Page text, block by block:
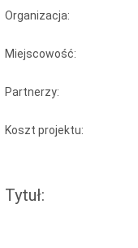
Organizacja:
Miejscowość:
Partnerzy:
Koszt projektu:
Tytuł: